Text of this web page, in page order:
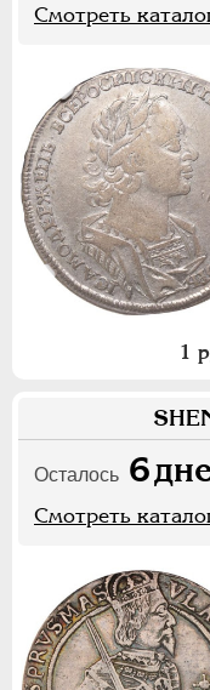
Смотреть
1
Осталось 6
Смотреть